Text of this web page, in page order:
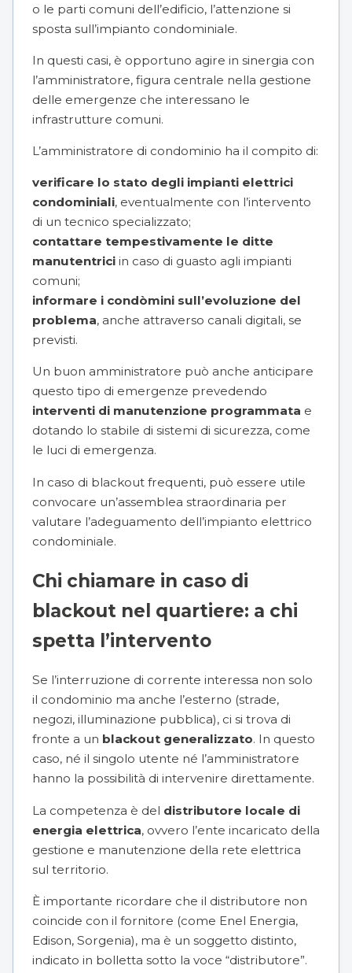
o le parti comuni dell’edificio, l’attenzione si
sposta sull’impianto condominiale.
In questi casi, è opportuno agire in sinergia con
l’amministratore, figura centrale nella gestione
delle emergenze che interessano le
infrastrutture comuni.
L’amministratore di condominio ha il compito di:
verificare lo stato degli impianti elettrici
condominiali, eventualmente con l’intervento
di un tecnico specializzato;
contattare tempestivamente le ditte
manutentrici in caso di guasto agli impianti
comuni;
informare i condòmini sull’evoluzione del
problema, anche attraverso canali digitali, se
previsti.
Un buon amministratore può anche anticipare
questo tipo di emergenze prevedendo
interventi di manutenzione programmata e
dotando lo stabile di sistemi di sicurezza, come
le luci di emergenza.
In caso di blackout frequenti, può essere utile
convocare un’assemblea straordinaria per
valutare l’adeguamento dell’impianto elettrico
condominiale.
Chi chiamare in caso di
blackout nel quartiere: a chi
spetta l’intervento
Se l’interruzione di corrente interessa non solo
il condominio ma anche l’esterno (strade,
negozi, illuminazione pubblica), ci si trova di
fronte a un blackout generalizzato. In questo
caso, né il singolo utente né l’amministratore
hanno la possibilità di intervenire direttamente.
La competenza è del distributore locale di
energia elettrica, ovvero l’ente incaricato della
gestione e manutenzione della rete elettrica
sul territorio.
È importante ricordare che il distributore non
coincide con il fornitore (come Enel Energia,
Edison, Sorgenia), ma è un soggetto distinto,
indicato in bolletta sotto la voce “distributore”.